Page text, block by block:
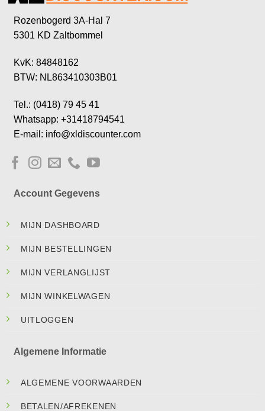
Rozenbogerd 3A-Hal 7
5301 KD Zaltbommel
KvK: 84848162
BTW: NL863410303B01
Tel.: (0418) 79 45 41
Whatsapp: +31418794541
E-mail: info@xldiscounter.com
Account Gegevens
MIJN DASHBOARD
MIJN BESTELLINGEN
MIJN VERLANGLIJST
MIJN WINKELWAGEN
UITLOGGEN
Algemene Informatie
ALGEMENE VOORWAARDEN
BETALEN/AFREKENEN